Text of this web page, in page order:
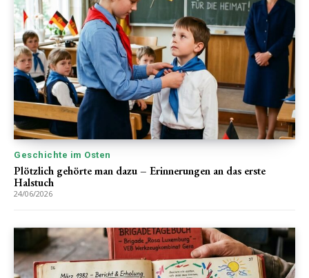
Geschichte im Osten
Plötzlich gehörte man dazu – Erinnerungen an das erste
Halstuch
24/06/2026